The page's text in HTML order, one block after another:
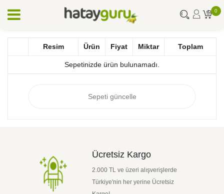
0
Resim Ürün Fiyat Miktar Toplam
Sepetinizde ürün bulunamadı.
Sepeti güncelle
Ücretsiz Kargo
2.000 TL ve üzeri alışverişlerde
Türkiye'nin her yerine Ücretsiz